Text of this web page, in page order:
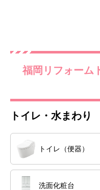
福岡リフォーム
トイレ・水まわり
トイレ（便器）
洗面化粧台